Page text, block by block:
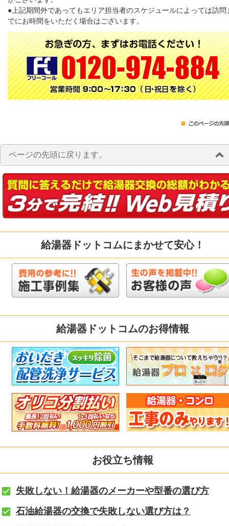
●上記期間外であってもエリア担当者のスケジュールによっては訪問
でにお時間をいただく場合はございます。
ページの先頭に戻ります。
給湯器ドットコムにまかせて安心！
給湯器ドットコムのお得情報
お役立ち情報
失敗しない！給湯器のメーカーや型番の選び方
石油給湯器の交換で失敗しない選び方は？